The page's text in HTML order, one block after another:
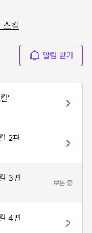
킬
알림 받기
'
2편
3편
보는 중
4편